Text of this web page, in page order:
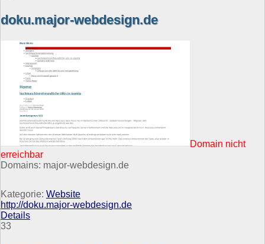
doku.major-webdesign.de
Domain nicht
erreichbar
Domains: major-webdesign.de
Kategorie: Website
http://doku.major-webdesign.de
Details
33